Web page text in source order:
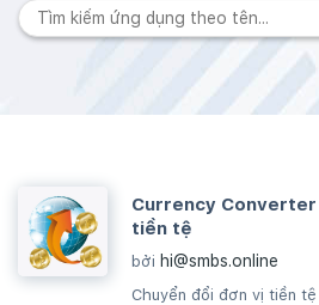
Currency
tiền tệ
bởi hi@smbs.online